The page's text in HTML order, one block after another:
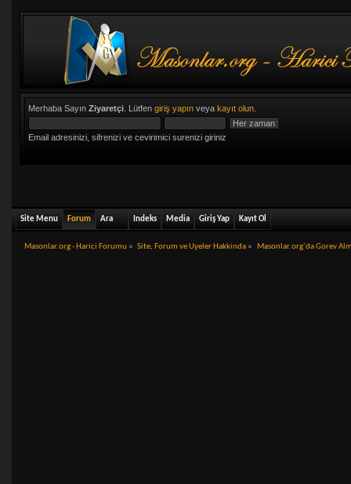
Merhaba Sayın Ziyaretçi. Lütfen giriş yapınveya kayıt olun.
Email adresinizi, sifrenizi ve cevirimici surenizi giriniz
Site Menu Forum Ara Indeks Media Giriş Yap Kayıt Ol
Masonlar.org - Harici Forumu » Site, Forum ve Uyeler Hakkinda » Masonlar.org`da Gorev